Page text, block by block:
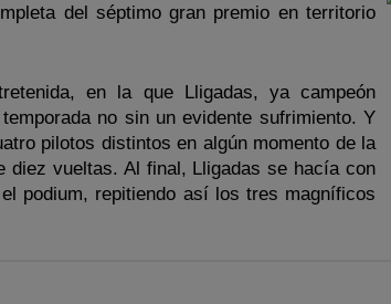
del séptimo gran premio en territorio
en la que Lligadas, ya campeón
no sin un evidente sufrimiento. Y
pilotos distintos en algún momento de la
diez vueltas. Al final, Lligadas se hacía con
podium, repitiendo así los tres magníficos